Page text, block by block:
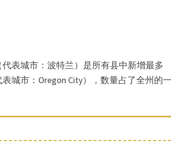
表城市：波特兰）是所有县中新增最多
城市：Oregon City），数量占了全州的一